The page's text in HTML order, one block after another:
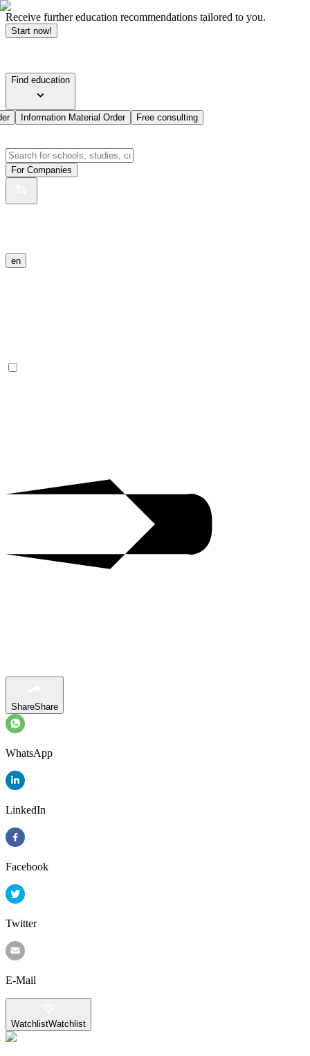
Receive further education recommendations tailored to you.
Start now!
Find education
Information Material Order Free consulting
For Companies
en
ShareShare
WhatsApp
LinkedIn
Facebook
Twitter
E-Mail
WatchlistWatchlist